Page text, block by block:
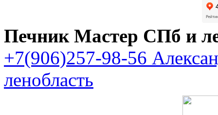
Печник Мастер СПб и
+7(906)257-98-56
ленобласть